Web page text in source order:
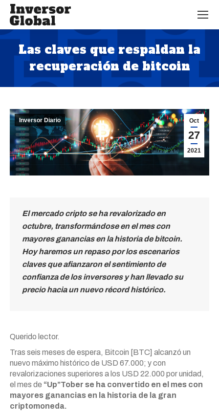
Las claves que respaldan la
recuperación de bitcoin
Estás aquí:
Oct
27
2021
Inversor Diario
El mercado cripto se ha revalorizado en
octubre, transformándose en el mes con
mayores ganancias en la historia de bitcoin.
Hoy haremos un repaso por los escenarios
claves que afianzaron el sentimiento de
confianza de los inversores y han llevado su
precio hacia un nuevo récord histórico.
Querido lector.
Tras seis meses de espera, Bitcoin [BTC] alcanzó un
nuevo máximo histórico de USD 67.000; y con
revalorizaciones superiores a los USD 22.000 por unidad,
el mes de “Up”Tober se ha convertido en el mes con
mayores ganancias en la historia de la gran
criptomoneda.